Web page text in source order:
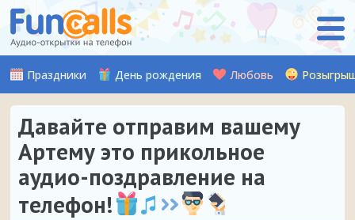
Праздники День рождения Любовь
Давайте отправим вашему
Артему это прикольное
аудио-поздравление на
телефон!